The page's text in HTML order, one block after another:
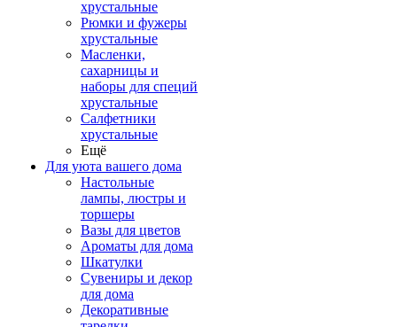
хрустальные
Рюмки и фужеры
хрустальные
Масленки,
сахарницы и
наборы для специй
хрустальные
Салфетники
хрустальные
Ещё
Для уюта вашего дома
Настольные
лампы, люстры и
торшеры
Вазы для цветов
Ароматы для дома
Шкатулки
Сувениры и декор
для дома
Декоративные